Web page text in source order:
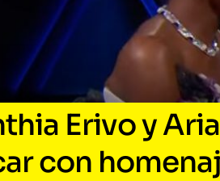
Erivo y
con